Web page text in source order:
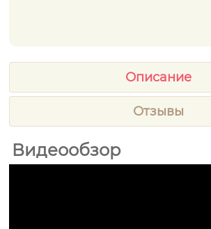
Описание
Отзывы
Видеообзор